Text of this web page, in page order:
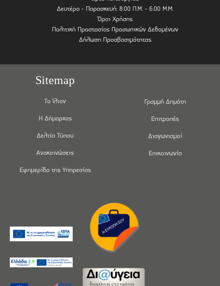
Δευτέρα - Παρασκευή: 8.00 Π.Μ. - 6.00 Μ.Μ.
Όροι Χρήσης
Πολιτική Προστασίας Προσωπικών Δεδομένων
Δήλωση Προσβασιμότητας
Sitemap
Το Ίλιον
Η Δήμαρχος
Δελτία Τύπου
Ανακοινώσεις
Εφημερίδα της Υπηρεσίας
Γραμμή Δημότη
Επιτροπές
Διαγωνισμοί
Επικοινωνία